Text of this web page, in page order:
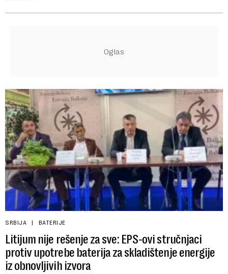
SRBIJA BATERIJE
Litijum nije rešenje za sve: EPS-ovi stručnjaci
protiv upotrebe baterija za skladištenje energije
iz obnovljivih izvora